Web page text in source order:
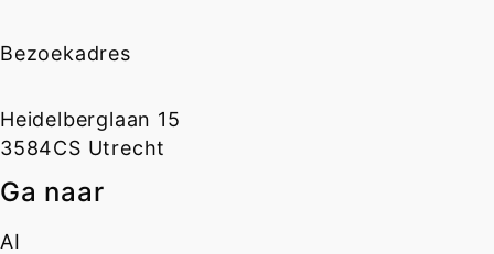
Bezoekadres
Heidelberglaan 15
3584CS Utrecht
Ga naar
AI